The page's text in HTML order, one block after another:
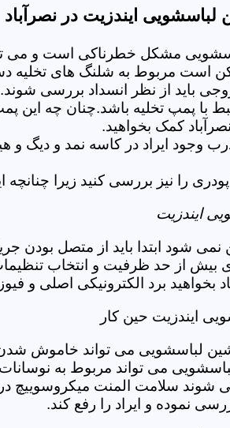
ایندزیت در نصرآباد
مشکل خطرناکی است و می
است مربوط به شلنگ های تخلیه
باید از نظر انسداد بررسی
با پمپ تخلیه باشد.چنان چه
کمک بخواهید.
وجود ایراد در کاسه نمد و دیگ
را نیز بررسی کنید زیرا
ایندزیت
شود ابتدا باید از متصل بودن
بیش از حد ظرفیت و انتخاب
بخواهید برد الکترونیکی اصلی
ایندزیت حین کار
لباسشویی می تواند خاموش
می تواند مربوط به
شوند سلامت المنت میکروسوییچ
نموده و ایراد را رفع کند.